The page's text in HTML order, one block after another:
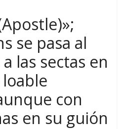
se pasa al
las sectas en
con
en su guión